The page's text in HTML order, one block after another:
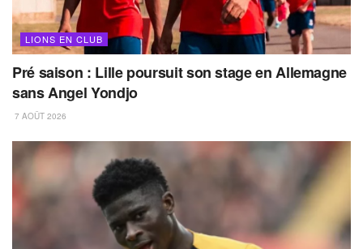
LIONS EN CLUB
Pré saison : Lille poursuit son stage en Allemagne
sans Angel Yondjo
7 AOÛT 2026